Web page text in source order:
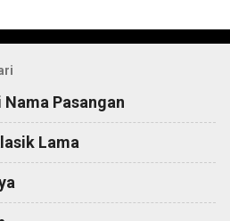
Pasangan
Lama